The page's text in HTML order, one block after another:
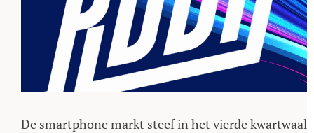
De smartphone markt steef in het vierde kwartwaal